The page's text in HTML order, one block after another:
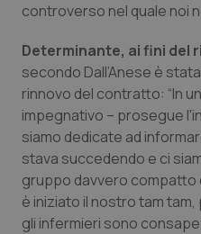
Puglia
Sardegna
Sicilia
Toscana
Umbria
Malattie rare
Malattia di Crohn &
Neuroscienze &
Obesità
Oftalmologia
controverso nel quale noi
Determinante, ai fini del
secondo Dall’Anese è
rinnovo del contratto: “In
impegnativo – prosegue
siamo dedicate ad
stava succedendo e ci
gruppo davvero compatto
è iniziato il nostro tam
gli infermieri sono